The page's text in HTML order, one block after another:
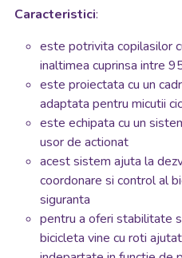
Caracteristici:
este potrivita copilasilor
inaltimea cuprinsa intre
este proiectata cu un
adaptata pentru micutii
este echipata cu un
usor de actionat
acest sistem ajuta la
coordonare si control al
siguranta
pentru a oferi stabilitate
bicicleta vine cu roti